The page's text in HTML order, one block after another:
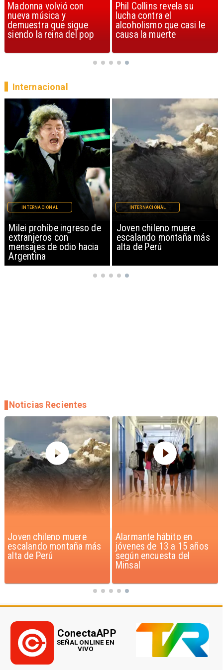
Phil Collins revela su
lucha contra el
alcoholismo que casi le
causa la muerte
U2 lanza nuevo sencillo
con estribillo en español:
Streets of Dreams
Milei prohíbe ingreso de
extranjeros con
mensajes de odio hacia
Argentina
INTERNACIONAL
Joven chileno muere
escalando montaña más
alta de Perú
INTERNACIONAL
Internacional
Alarmante hábito en
jóvenes de 13 a 15 años
según encuesta del
Aprueban creación del
Parque Sebastián Piñera
con inversión de $4 mil
millones
Noticias Recientes
ConectaAPP
SEÑAL ONLINE EN
VIVO